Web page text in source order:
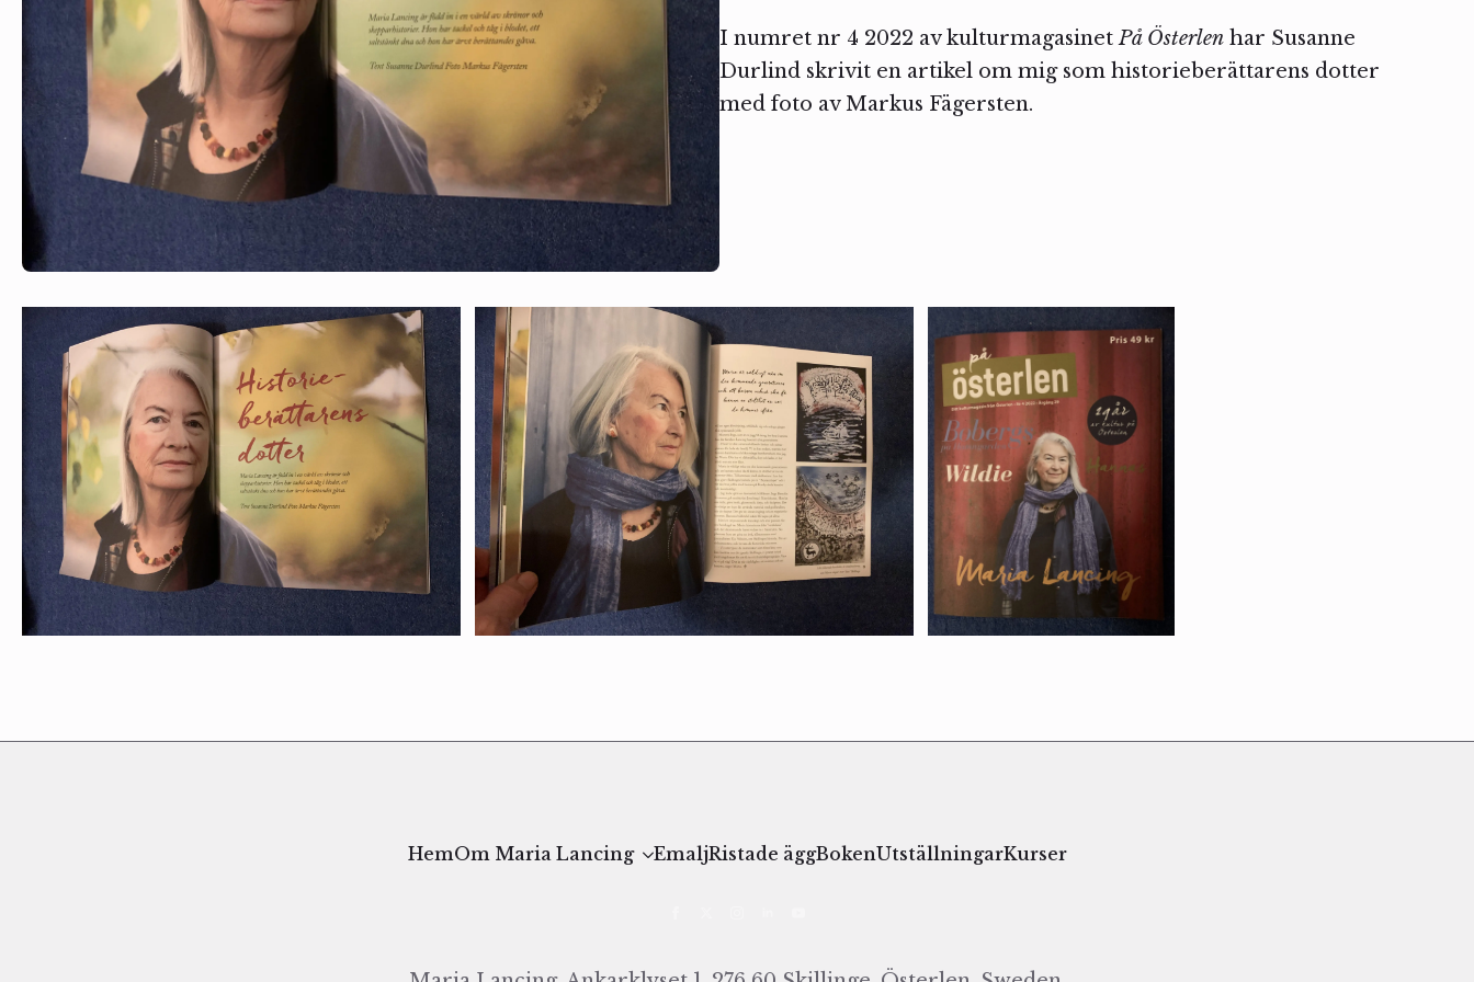
I numret nr 4 2022 av kulturmagasinetPå Österlen har Susanne
Durlind skrivit en artikel om mig som historieberättarens dotter
med foto av Markus Fägersten.
HemOm Maria Lancing EmaljRistade äggBokenUtställningarKurser